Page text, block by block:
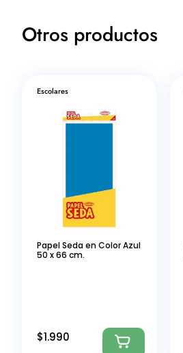
Otros productos
Escolares
Papel Seda en Color Azul
50 x 66 cm.
$1.990